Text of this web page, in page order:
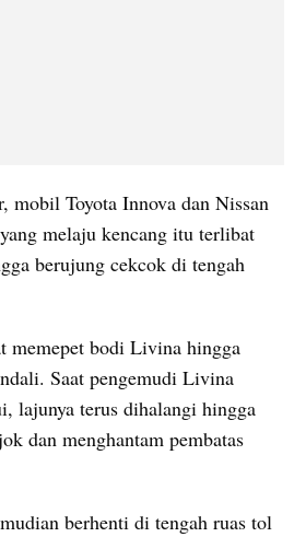
mobil Toyota Innova dan Nissan
melaju kencang itu terlibat
berujung cekcok di tengah
memepet bodi Livina hingga
Saat pengemudi Livina
lajunya terus dihalangi hingga
dan menghantam pembatas
berhenti di tengah ruas tol